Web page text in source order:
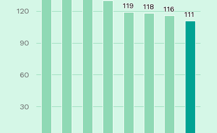
119
119 118
118 116
116
111
111
30
60
90
120